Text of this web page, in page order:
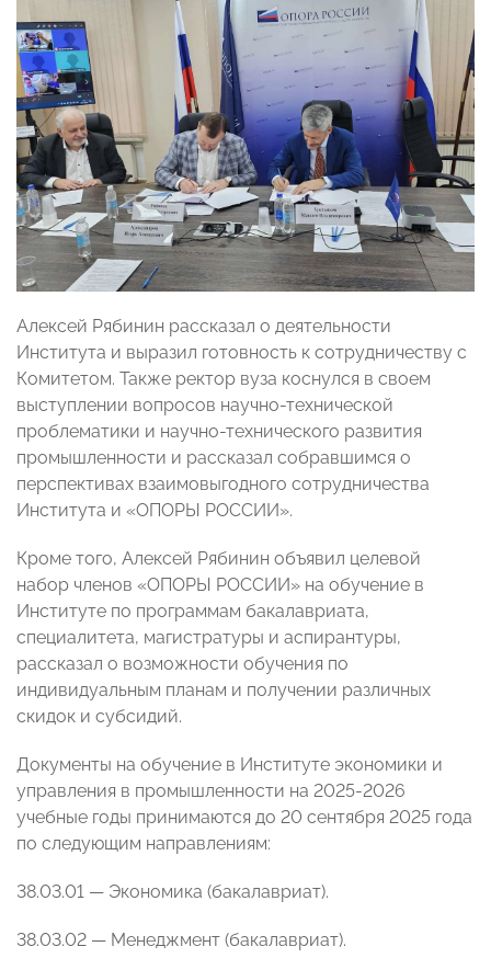
Алексей Рябинин рассказал о деятельности
Института и выразил готовность к сотрудничеству с
Комитетом. Также ректор вуза коснулся в своем
выступлении вопросов научно-технической
проблематики и научно-технического развития
промышленности и рассказал собравшимся о
перспективах взаимовыгодного сотрудничества
Института и «ОПОРЫ РОССИИ».
Кроме того, Алексей Рябинин объявил целевой
набор членов «ОПОРЫ РОССИИ» на обучение в
Институте по программам бакалавриата,
специалитета, магистратуры и аспирантуры,
рассказал о возможности обучения по
индивидуальным планам и получении различных
скидок и субсидий.
Документы на обучение в Институте экономики и
управления в промышленности на 2025-2026
учебные годы принимаются до 20 сентября 2025 года
по следующим направлениям:
38.03.01 — Экономика (бакалавриат).
38.03.02 — Менеджмент (бакалавриат).